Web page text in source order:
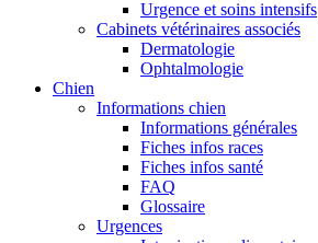
Urgence et soins intensifs
Cabinets vétérinaires associés
Dermatologie
Ophtalmologie
Chien
Informations chien
Informations générales
Fiches infos races
Fiches infos santé
FAQ
Glossaire
Urgences